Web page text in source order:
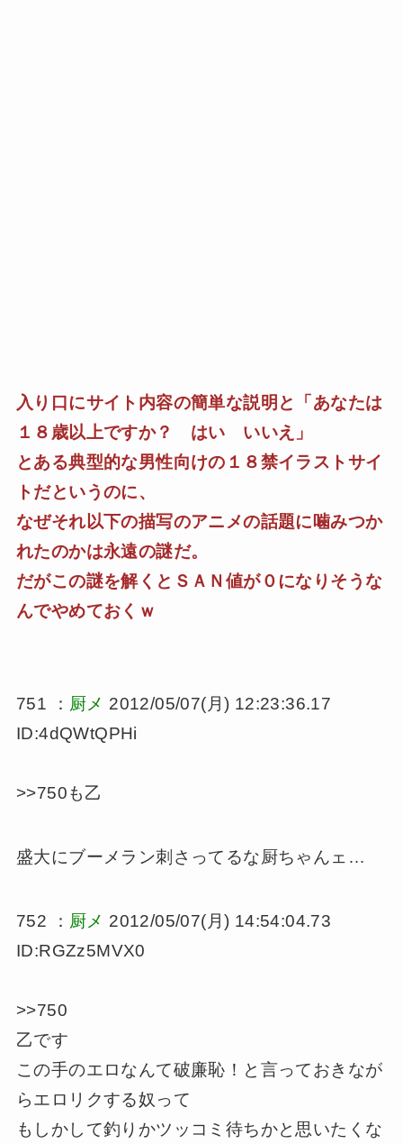
入り口にサイト内容の簡単な説明と「あなたは
１８歳以上ですか？ はい いいえ」
とある典型的な男性向けの１８禁イラストサイ
トだというのに、
なぜそれ以下の描写のアニメの話題に噛みつか
れたのかは永遠の謎だ。
だがこの謎を解くとＳＡＮ値が０になりそうな
んでやめておくｗ
751 ： 厨メ 2012/05/07(月) 12:23:36.17
ID:4dQWtQPHi
>>750も乙
盛大にブーメラン刺さってるな厨ちゃんェ…
752 ： 厨メ 2012/05/07(月) 14:54:04.73
ID:RGZz5MVX0
>>750
乙です
この手のエロなんて破廉恥！と言っておきなが
らエロリクする奴って
もしかして釣りかツッコミ待ちかと思いたくな